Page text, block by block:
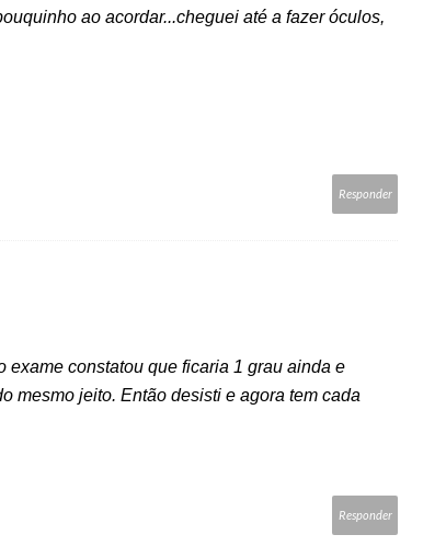
ao acordar...cheguei até a fazer óculos,
Responder
exame constatou que ficaria 1 grau ainda e
mesmo jeito. Então desisti e agora tem cada
Responder